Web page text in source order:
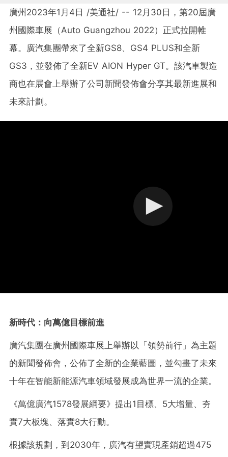
廣州 2023年1月4日 /美通社/ -- 12月30日，第20屆廣
州國際車展（Auto Guangzhou 2022）正式拉開帷
幕。廣汽集團帶來了全新GS8、GS4 PLUS和全新
GS3，並發佈了全新EV AION Hyper GT。該汽車製造
商也在展會上舉辦了公司新聞發佈會分享其最新進展和
未來計劃。
新時代：向萬億目標前進
廣汽集團在廣州國際車展上舉辦以「領勢前行」為主題
的新聞發佈會，公佈了全新的企業藍圖，並勾畫了未來
十年在智能新能源汽車領域發展成為世界一流的企業。
《萬億廣汽1578發展綱要》提出1目標、5大增量、夯
實7大板塊、落實8大行動。
根據該規劃，到2030年，廣汽有望實現產銷超過475